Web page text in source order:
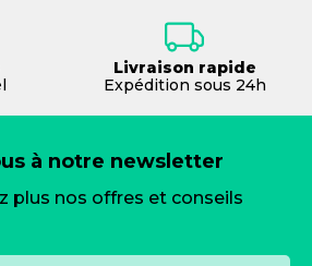
Livraison rapide
Expédition sous 24h
à notre newsletter
plus nos offres et conseils